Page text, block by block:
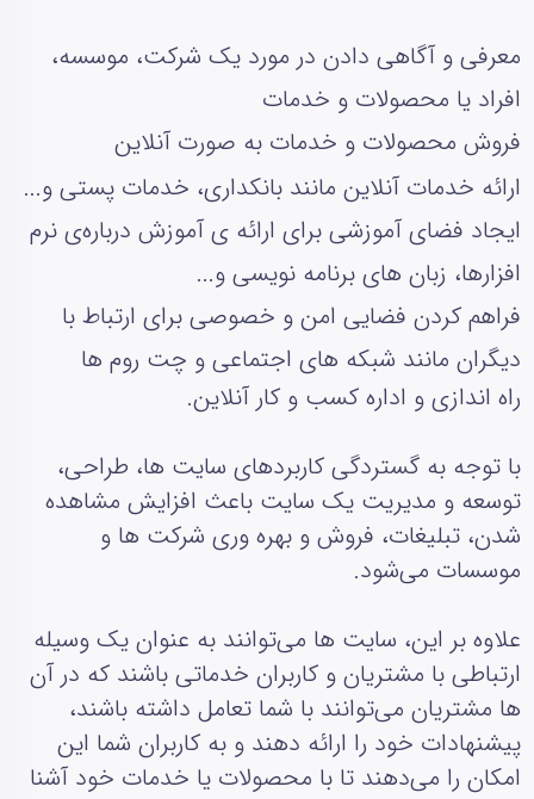
معرفی و آگاهی دادن در مورد یک شرکت، موسسه،
افراد یا محصولات و خدمات
فروش محصولات و خدمات به صورت آنلاین
ارائه خدمات آنلاین مانند بانکداری، خدمات پستی و...
ایجاد فضای آموزشی برای ارائه‌ ی آموزش درباره‌ی نرم
افزارها، زبان‌ های برنامه‌ نویسی و...
فراهم کردن فضایی امن و خصوصی برای ارتباط با
دیگران مانند شبکه‌ های اجتماعی و چت روم‌ ها
راه‌ اندازی و اداره کسب و کار آنلاین.
با توجه به گستردگی کاربردهای سایت‌ ها، طراحی،
توسعه و مدیریت یک سایت باعث افزایش مشاهده
شدن، تبلیغات، فروش و بهره‌ وری شرکت‌ ها و
موسسات می‌شود.
علاوه بر این، سایت‌ ها می‌توانند به عنوان یک وسیله
ارتباطی با مشتریان و کاربران خدماتی باشند که در آن‌
ها مشتریان می‌توانند با شما تعامل داشته باشند،
پیشنهادات خود را ارائه دهند و به کاربران شما این
امکان را می‌دهند تا با محصولات یا خدمات خود آشنا